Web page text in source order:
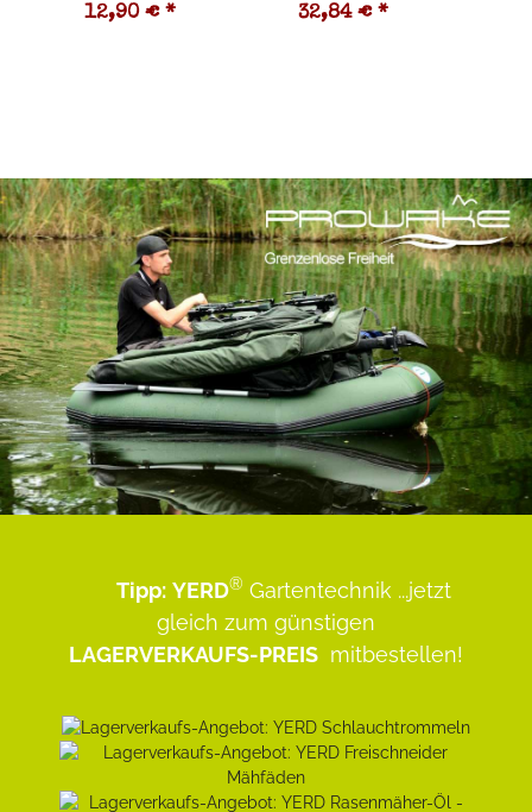
12,90 € * 32,84 € *
Tipp: YERD® Gartentechnik ...jetzt
gleich zum günstigen
LAGERVERKAUFS-PREIS mitbestellen!